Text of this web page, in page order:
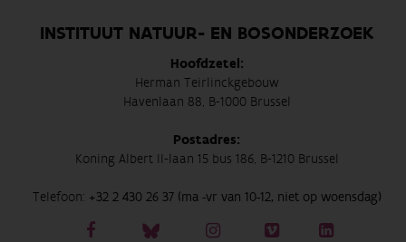
INSTITUUT NATUUR- EN BOSONDERZOEK
Hoofdzetel:
Herman Teirlinckgebouw
Havenlaan 88, B-1000 Brussel
Postadres:
Koning Albert II-laan 15 bus 186, B-1210 Brussel
Telefoon: +32 2 430 26 37 (ma -vr van 10-12, niet op woensdag)